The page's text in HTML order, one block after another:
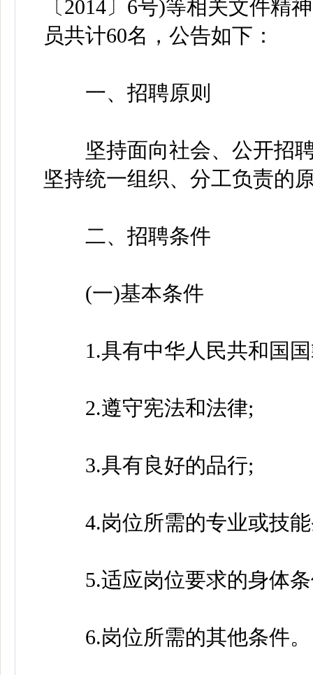
〔2014〕6号)等相关文件精
员共计60名，公告如下：
一、招聘原则
坚持面向社会、公开招聘
坚持统一组织、分工负责的
二、招聘条件
(一)基本条件
1.具有中华人民共和国国
2.遵守宪法和法律;
3.具有良好的品行;
4.岗位所需的专业或技能
5.适应岗位要求的身体条
6.岗位所需的其他条件。